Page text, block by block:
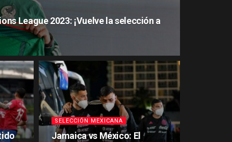
League 2023: ¡Vuelve la selección a
SELECCIÓN MEXICANA
Jamaica vs México: El